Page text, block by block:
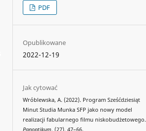
PDF
Opublikowane
2022-12-19
Jak cytować
Wróblewska, A. (2022). Program Sześćdziesiąt
Minut Studia Munka SFP jako nowy model
realizacji fabularnego filmu niskobudżetowego.